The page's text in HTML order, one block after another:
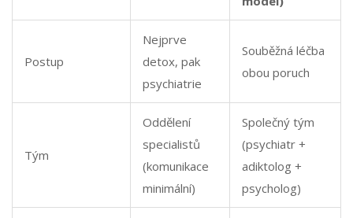
Postup
Nejprve
detox, pak
psychiatrie
Souběžná léčba
obou poruch
Tým
Oddělení
specialistů
(komunikace
minimální)
Společný tým
(psychiatr +
adiktolog +
psycholog)